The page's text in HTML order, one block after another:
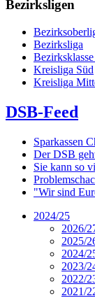
Bezirksligen
Bezirksliga
Kreisliga Süd
Kreisliga
DSB-Feed
Sparkassen
Der DSB
Sie kann so
"Wir sind
2024/25
2026/
2025/
2024/
2023/
2022/
2021/